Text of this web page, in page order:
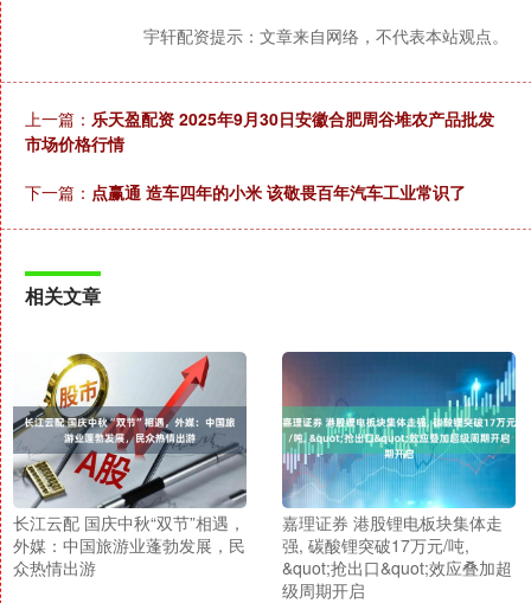
宇轩配资提示：文章来自网络，不代表本站观点。
上一篇： 乐天盈配资 2025年9月30日安徽合肥周谷堆农产品批发
市场价格行情
下一篇： 点赢通 造车四年的小米 该敬畏百年汽车工业常识了
相关文章
长江云配 国庆中秋“双节”相遇，
外媒：中国旅游业蓬勃发展，民
众热情出游
嘉理证券 港股锂电板块集体走
强, 碳酸锂突破17万元/吨,
&quot;抢出口&quot;效应叠加超
级周期开启